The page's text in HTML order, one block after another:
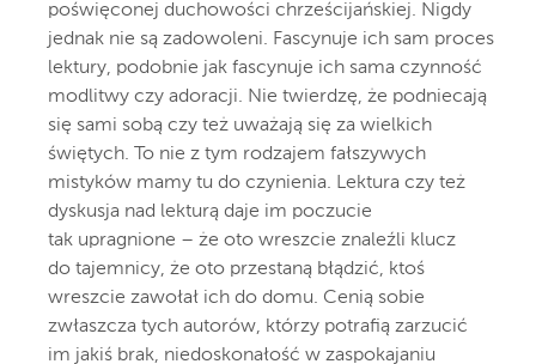
poświęconej duchowości chrześcijańskiej. Nigdy
jednak nie są zadowoleni. Fascynuje ich sam proces
lektury, podobnie jak fascynuje ich sama czynność
modlitwy czy adoracji. Nie twierdzę, że podniecają
się sami sobą czy też uważają się za wielkich
świętych. To nie z tym rodzajem fałszywych
mistyków mamy tu do czynienia. Lektura czy też
dyskusja nad lekturą daje im poczucie
tak upragnione – że oto wreszcie znaleźli klucz
do tajemnicy, że oto przestaną błądzić, ktoś
wreszcie zawołał ich do domu. Cenią sobie
zwłaszcza tych autorów, którzy potrafią zarzucić
im jakiś brak, niedoskonałość w zaspokajaniu